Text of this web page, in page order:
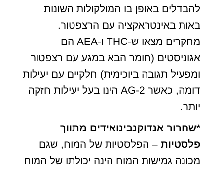
להבדלים באופן בו המולקולות השונות
באות באינטראקציה עם הרצפטור.
מחקרים מצאו ש-THC ו-AEA הם
אגוניסטים (חומר הבא במגע עם רצפטור
ומפעיל תגובה ביוכימית) חלקיים עם יעילות
דומה, כאשר 2-AG הינו בעל יעילות חזקה
יותר.
*שחרור אנדוקנבינואידים מתווך
פלסטיות – הפלסטיות של המוח, שגם
מכונה גמישות המוח הינה יכולתו של המוח